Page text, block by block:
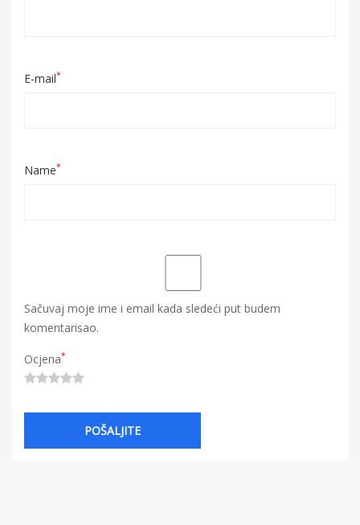
E-mail*
Name*
Sačuvaj moje ime i email kada sledeći put budem
komentarisao.
Ocjena*